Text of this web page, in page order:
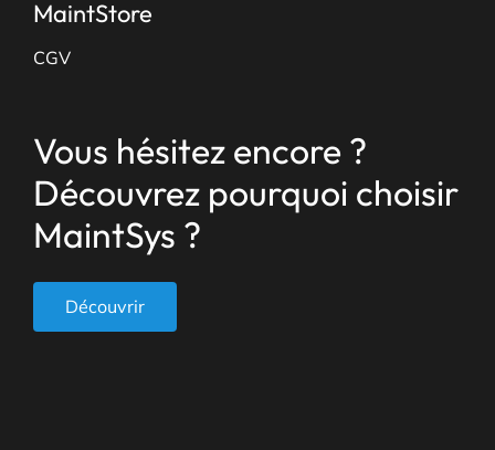
MaintStore
CGV
Vous hésitez encore ?
Découvrez pourquoi choisir
MaintSys ?
Découvrir